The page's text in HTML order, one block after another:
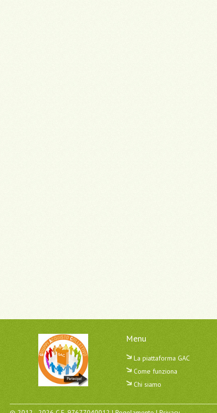
Menu
La piattaforma GAC
Come funziona
Chi siamo